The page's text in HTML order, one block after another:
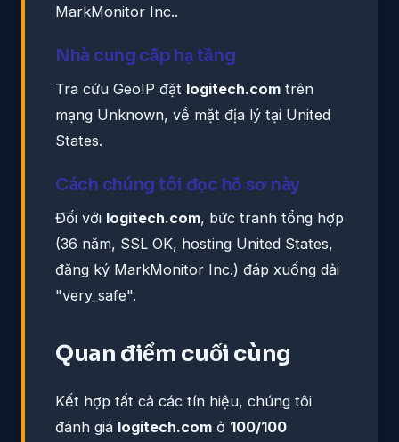
MarkMonitor Inc..
Nhà cung cấp hạ tầng
Tra cứu GeoIP đặt logitech.com trên
mạng Unknown, về mặt địa lý tại United
States.
Cách chúng tôi đọc hồ sơ này
Đối với logitech.com, bức tranh tổng hợp
(36 năm, SSL OK, hosting United States,
đăng ký MarkMonitor Inc.) đáp xuống dải
"very_safe".
Quan điểm cuối cùng
Kết hợp tất cả các tín hiệu, chúng tôi
đánh giá logitech.com ở 100/100